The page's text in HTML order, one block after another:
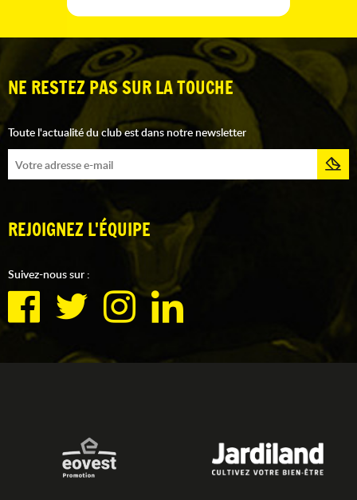
NE RESTEZ PAS SUR LA TOUCHE
Toute l'actualité du club est dans notre newsletter
REJOIGNEZ L'ÉQUIPE
Suivez-nous sur :